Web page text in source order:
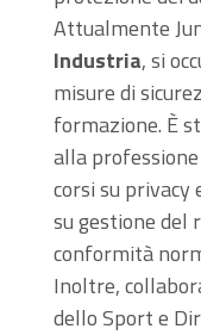
Attualmente
Industria, si
misure di
formazione. È
alla
corsi su privacy
su gestione del
conformità
Inoltre,
dello Sport e